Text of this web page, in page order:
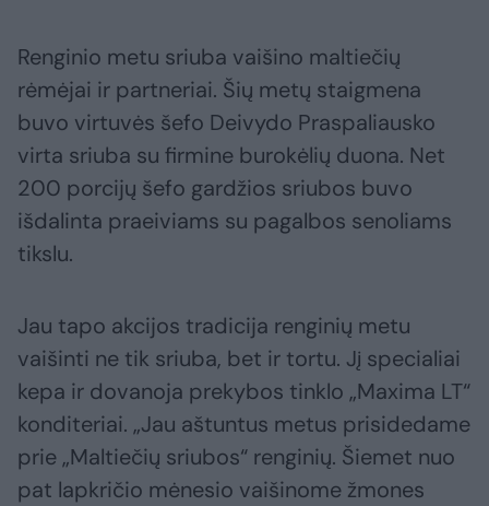
Renginio metu sriuba vaišino maltiečių
rėmėjai ir partneriai. Šių metų staigmena
buvo virtuvės šefo Deivydo Praspaliausko
virta sriuba su firmine burokėlių duona. Net
200 porcijų šefo gardžios sriubos buvo
išdalinta praeiviams su pagalbos senoliams
tikslu.
Jau tapo akcijos tradicija renginių metu
vaišinti ne tik sriuba, bet ir tortu. Jį specialiai
kepa ir dovanoja prekybos tinklo „Maxima LT“
konditeriai. „Jau aštuntus metus prisidedame
prie „Maltiečių sriubos“ renginių. Šiemet nuo
pat lapkričio mėnesio vaišinome žmones